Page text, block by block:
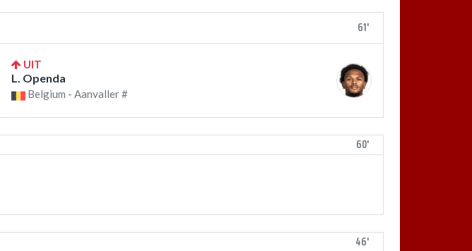
61'
UIT
L. Openda
Belgium - Aanvaller #
60'
46'